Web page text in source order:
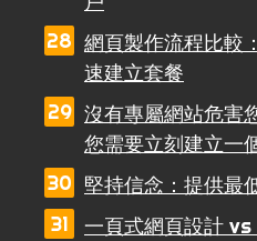
網頁製作流程比較
速建立套餐
沒有專屬網站危害
您需要立刻建立一
堅持信念：提供最
一頁式網頁設計